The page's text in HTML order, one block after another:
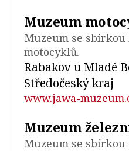
Muzeum
Muzeum se
motocyklů.
Rabakov u Mladé
Středočeský kraj
www.jawa-
Muzeum
Muzeum se sbírkou